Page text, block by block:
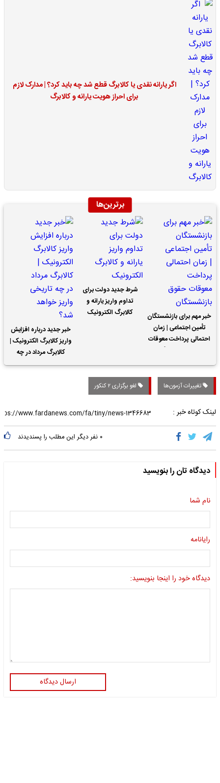
اگر یارانه نقدی یا کالابرگ قطع شد چه باید کرد؟ | مدارک لازم
برای احراز هویت یارانه و کالابرگ
برترین‌ها
خبر مهم برای بازنشستگان
تأمین اجتماعی | زمان
احتمالی پرداخت معوقات
شرط جدید دولت برای
تداوم واریز یارانه و
کالابرگ الکترونیک
خبر جدید درباره افزایش
واریز کالابرگ الکترونیک |
کالابرگ مرداد در چه
تاریخی واریز خواهد شد؟
تغییرات آزمون‌ها لغو برگزاری ۲ کنکور
لینک کوتاه خبر :
۰ نفر دیگر این مطلب را پسندیدند
دیدگاه تان را بنویسید
نام شما
رایانامه
دیدگاه خود را اینجا بنویسید:
ارسال دیدگاه